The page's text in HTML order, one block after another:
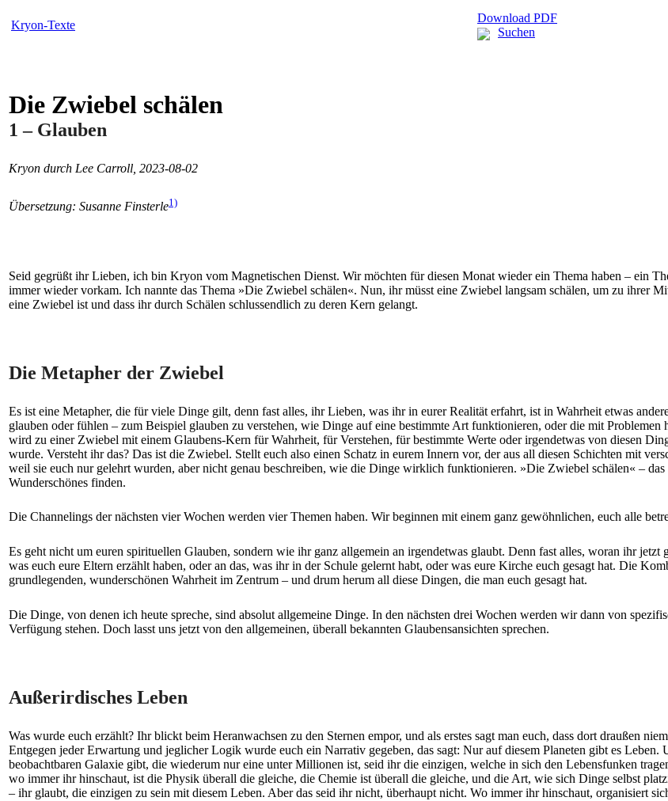
Kryon-Texte
Download PDF
Suchen
Die Zwiebel schälen
1 – Glauben
Kryon durch Lee Carroll, 2023-08-02
Übersetzung: Susanne Finsterle1)
Seid gegrüßt ihr Lieben, ich bin Kryon vom Magnetischen Dienst. Wir möchten für diesen Monat wieder ein Thema haben – ein
immer wieder vorkam. Ich nannte das Thema »Die Zwiebel schälen«. Nun, ihr müsst eine Zwiebel langsam schälen, um zu ihrer
eine Zwiebel ist und dass ihr durch Schälen schlussendlich zu deren Kern gelangt.
Die Metapher der Zwiebel
Es ist eine Metapher, die für viele Dinge gilt, denn fast alles, ihr Lieben, was ihr in eurer Realität erfahrt, ist in Wahrheit etwas
glauben oder fühlen – zum Beispiel glauben zu verstehen, wie Dinge auf eine bestimmte Art funktionieren, oder die mit
wird zu einer Zwiebel mit einem Glaubens-Kern für Wahrheit, für Verstehen, für bestimmte Werte oder irgendetwas von diesen
wurde. Versteht ihr das? Das ist die Zwiebel. Stellt euch also einen Schatz in eurem Innern vor, der aus all diesen Schichten mit
weil sie euch nur gelehrt wurden, aber nicht genau beschreiben, wie die Dinge wirklich funktionieren. »Die Zwiebel schälen« –
Wunderschönes finden.
Die Channelings der nächsten vier Wochen werden vier Themen haben. Wir beginnen mit einem ganz gewöhnlichen, euch alle
Es geht nicht um euren spirituellen Glauben, sondern wie ihr ganz allgemein an irgendetwas glaubt. Denn fast alles, woran ihr
was euch eure Eltern erzählt haben, oder an das, was ihr in der Schule gelernt habt, oder was eure Kirche euch gesagt hat. Die
grundlegenden, wunderschönen Wahrheit im Zentrum – und drum herum all diese Dingen, die man euch gesagt hat.
Die Dinge, von denen ich heute spreche, sind absolut allgemeine Dinge. In den nächsten drei Wochen werden wir dann von
Verfügung stehen. Doch lasst uns jetzt von den allgemeinen, überall bekannten Glaubensansichten sprechen.
Außerirdisches Leben
Was wurde euch erzählt? Ihr blickt beim Heranwachsen zu den Sternen empor, und als erstes sagt man euch, dass dort draußen
Entgegen jeder Erwartung und jeglicher Logik wurde euch ein Narrativ gegeben, das sagt: Nur auf diesem Planeten gibt es
beobachtbaren Galaxie gibt, die wiederum nur eine unter Millionen ist, seid ihr die einzigen, welche in sich den Lebensfunken
wo immer ihr hinschaut, ist die Physik überall die gleiche, die Chemie ist überall die gleiche, und die Art, wie sich Dinge selbst
– ihr glaubt, die einzigen zu sein mit diesem Leben. Aber das seid ihr nicht, überhaupt nicht. Wo immer ihr hinschaut, organisiert